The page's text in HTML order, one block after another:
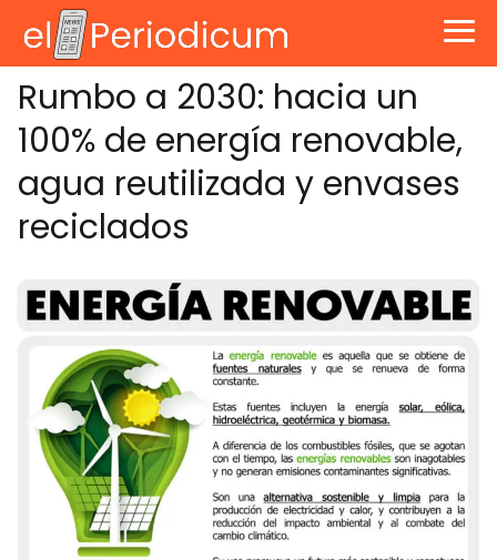
Rumbo a 2030: hacia un
100% de energía renovable,
agua reutilizada y envases
reciclados